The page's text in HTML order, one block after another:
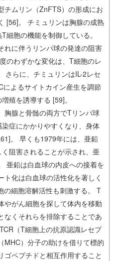
チムリン（ZnFTS）の形成にお
[56]。 チミュリンは胸腺の成熟
細胞の機能を制御している。
れに伴うリンパ球の発達の阻害
のわずかな変化は、T細胞のレ
さらに、チミュリンはIL-2レセ
よるサイトカイン産生を調節
殖を誘導する [59]。
胸腺と骨髄の両方でTリンパ球
症にかかりやすくなり、身体
。 早くも1979年には、亜鉛
阻害されることが示され、亜
亜鉛は白血球の内皮への接着を
化は白血球の活性化を著しく
細胞溶解活性も刺激する。 T
やがん細胞を探して体内を移動
なくそれらを排除することであ
（T細胞上の抗原認識レセプ
MHC）分子の助けを借りて標的
ペプチドと相互作用すること